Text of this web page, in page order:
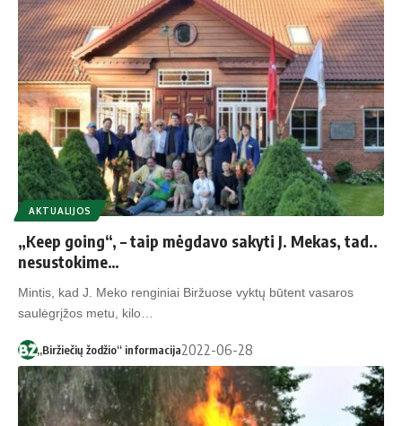
AKTUALIJOS
„Keep going“, – taip mėgdavo sakyti J. Mekas, tad..
nesustokime…
Mintis, kad J. Meko renginiai Biržuose vyktų būtent vasaros
saulėgrįžos metu, kilo…
„Biržiečių žodžio“ informacija2022-06-28